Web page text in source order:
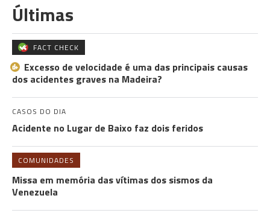
Últimas
FACT CHECK
Excesso de velocidade é uma das principais causas
dos acidentes graves na Madeira?
CASOS DO DIA
Acidente no Lugar de Baixo faz dois feridos
COMUNIDADES
Missa em memória das vítimas dos sismos da
Venezuela